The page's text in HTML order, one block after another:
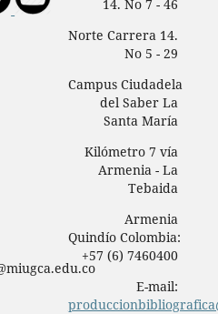
14. No 7 - 46
Norte Carrera 14.
No 5 - 29
Campus Ciudadela
del Saber La
Santa María
Kilómetro 7 vía
Armenia - La
Tebaida
Armenia
Quindío Colombia:
+57 (6) 7460400
E-mail: